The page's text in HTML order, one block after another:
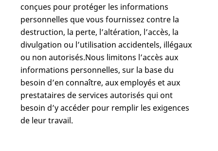
conçues pour protéger les informations
personnelles que vous fournissez contre la
destruction, la perte, l’altération, l’accès, la
divulgation ou l’utilisation accidentels, illégaux
ou non autorisés.Nous limitons l’accès aux
informations personnelles, sur la base du
besoin d’en connaître, aux employés et aux
prestataires de services autorisés qui ont
besoin d’y accéder pour remplir les exigences
de leur travail.